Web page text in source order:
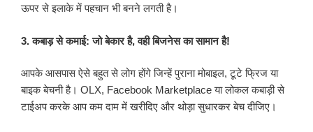
ऊपर से इलाके में पहचान भी बनने लगती है।
3. कबाड़ से कमाई: जो बेकार है, वही बिजनेस का सामान है!
आपके आसपास ऐसे बहुत से लोग होंगे जिन्हें पुराना मोबाइल, टूटे फ्रिज या
बाइक बेचनी है। OLX, Facebook Marketplace या लोकल कबाड़ी से
टाईअप करके आप कम दाम में खरीदिए और थोड़ा सुधारकर बेच दीजिए।